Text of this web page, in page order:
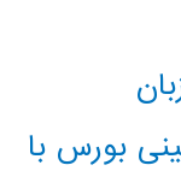
بورس با